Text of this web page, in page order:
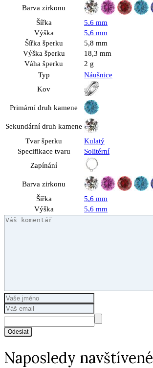
Barva zirkonu
Šířka
5,6 mm
Výška
5,6 mm
Šířka šperku
5,8 mm
Výška šperku
18,3 mm
Váha šperku
2 g
Typ
Náušnice
Kov
Primární druh kamene
Sekundární druh kamene
Tvar šperku
Kulatý
Specifikace tvaru
Solitérní
Zapínání
Barva zirkonu
Šířka
5,6 mm
Výška
5,6 mm
Odeslat
Naposledy navštívené